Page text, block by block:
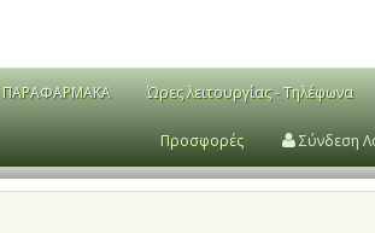
ΠΑΡΑΦΑΡΜΑΚΑ Ώρες λειτουργίας - Τηλέφωνα
Προσφορές Σύνδεση